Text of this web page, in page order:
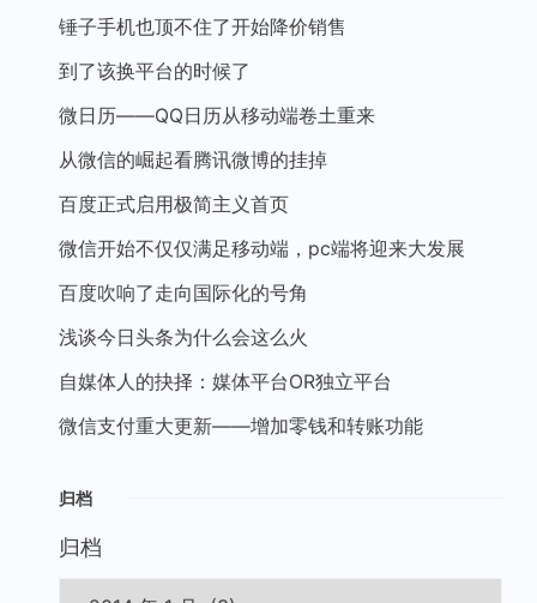
锤子手机也顶不住了开始降价销售
到了该换平台的时候了
微日历——QQ日历从移动端卷土重来
从微信的崛起看腾讯微博的挂掉
百度正式启用极简主义首页
微信开始不仅仅满足移动端，pc端将迎来大发展
百度吹响了走向国际化的号角
浅谈今日头条为什么会这么火
自媒体人的抉择：媒体平台OR独立平台
微信支付重大更新——增加零钱和转账功能
归档
归档